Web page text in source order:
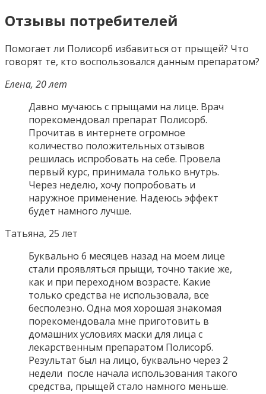
Отзывы потребителей
Помогает ли Полисорб избавиться от прыщей? Что
говорят те, кто воспользовался данным препаратом?
Елена, 20 лет
Давно мучаюсь с прыщами на лице. Врач
порекомендовал препарат Полисорб.
Прочитав в интернете огромное
количество положительных отзывов
решилась испробовать на себе. Провела
первый курс, принимала только внутрь.
Через неделю, хочу попробовать и
наружное применение. Надеюсь эффект
будет намного лучше.
Татьяна, 25 лет
Буквально 6 месяцев назад на моем лице
стали проявляться прыщи, точно такие же,
как и при переходном возрасте. Какие
только средства не использовала, все
бесполезно. Одна моя хорошая знакомая
порекомендовала мне приготовить в
домашних условиях маски для лица с
лекарственным препаратом Полисорб.
Результат был на лицо, буквально через 2
недели после начала использования такого
средства, прыщей стало намного меньше.